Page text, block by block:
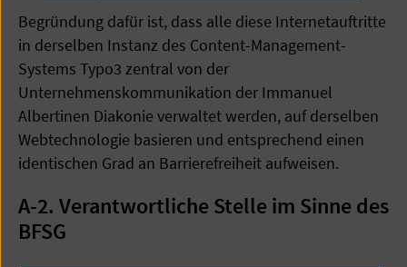
Begründung dafür ist, dass alle diese Internetauftritte
in derselben Instanz des Content-Management-
Systems Typo3 zentral von der
Unternehmenskommunikation der Immanuel
Albertinen Diakonie verwaltet werden, auf derselben
Webtechnologie basieren und entsprechend einen
identischen Grad an Barrierefreiheit aufweisen.
A-2. Verantwortliche Stelle im Sinne des
BFSG